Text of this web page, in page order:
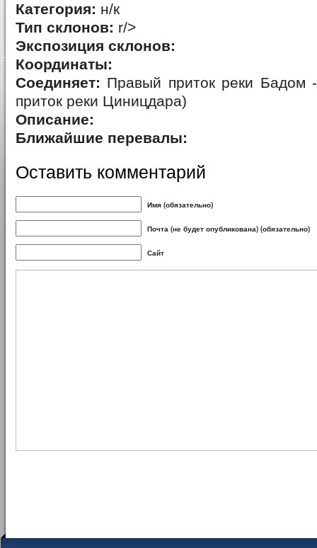
Категория: н/к
Тип склонов: r/>
Экспозиция склонов:
Координаты:
Соединяет: Правый приток реки Бадом
приток реки Циницдара)
Описание:
Ближайшие перевалы:
Оставить комментарий
Имя (обязательно)
Почта (не будет опубликована) (обязательно)
Сайт